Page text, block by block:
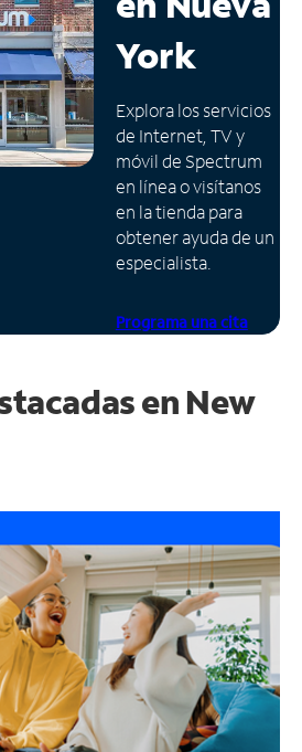
York
Explora los servicios
de Internet, TV y
móvil de Spectrum
en línea o visítanos
en la tienda para
obtener ayuda de un
especialista.
Programa una cita
en New